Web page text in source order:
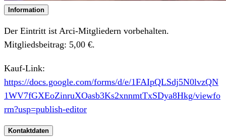
Information
Der Eintritt ist Arci-Mitgliedern vorbehalten.
Mitgliedsbeitrag: 5,00 €.
Kauf-Link:
https://docs.google.com/forms/d/e/1FAIpQLSdj5N0lvzQN
1WV7fGXEoZinruXOasb3Ks2xnnmtTxSDya8Hkg/viewfo
rm?usp=publish-editor
Kontaktdaten